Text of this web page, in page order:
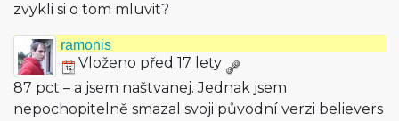
zvykli si o tom mluvit?
ramonis
Vloženo před 17 lety
87 pct – a jsem naštvanej. Jednak jsem
nepochopitelně smazal svoji původní verzi believers